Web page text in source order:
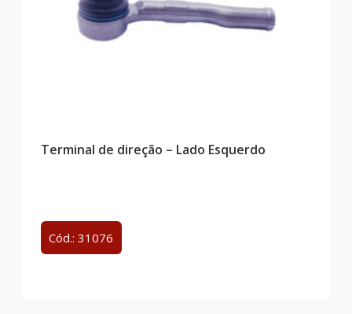
Terminal de direção – Lado Esquerdo
Cód.: 31076